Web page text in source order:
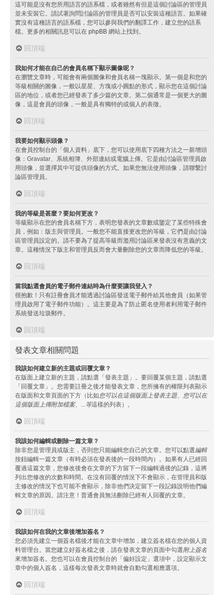
這可能是沒有您所用語言的語系檔，或者雖然有但是這個討論區的管理員
並未安裝它。請試著詢問討論區的管理員是否可以安裝這種語言。如果確
實沒有這種語言的語系檔，您可以參與我們的翻譯工作，建立您的語系
檔。更多的相關訊息可以在 phpBB 網站上找到。
回頂端
我如何才能在自己的會員名稱下顯示圖像呢？
在瀏覽文章時，可能會有兩個圖像和會員名稱一塊顯示。第一個是和您的
等級相關的圖像，一般以星星、方塊或小圓點的形式，顯示您在這個討論
區的地位，或者您已經發表了多少篇的文章。第二個通常是一個更大的圖
像，這是會員的頭像，一般是具有獨特的或個人的表徵。
回頂端
我要如何顯示頭像？
在會員控制台的「個人資料」底下，您可以使用底下四種方法之一新增頭
像：Gravatar、系統相簿、外部連結或電腦上傳。它是由討論區管理員啟
用頭像，並選擇其中可提供頭像的方式。如果您無法使用頭像，請聯繫討
論區管理員。
回頂端
我的等級是甚麼？要如何更改？
等級顯示在您的會員名稱下方，表明您發表的文章數或鑒定了某些特殊會
員，例如：版主與管理員。一般您不能直接更改您的等級，它們是由討論
區管理員設定的。請不要為了提高等級而濫用討論區來發表沒有意義的文
章。這種情況下版主和管理員反而會大量刪除您的文章而降低您的等級。
回頂端
當我點選會員的電子郵件連結時為什麼要讓我登入？
很抱歉！只有註冊會員才能透過討論區發送電子郵件給其他會員（如果管
理員啟用了電子郵件功能）。這主要是為了防止匿名使用者利用電子郵件
系統發送垃圾郵件。
回頂端
發表文章相關問題
我該如何建立新的主題或回覆文章？
在版面上建立新的主題，請點選「發表主題」。要回覆某個主題，請點選
「回覆文章」。您需要註冊之後才能發表文章，您所擁有的權限列表顯示
在版面和文章頁面的下方（比如您可以在這個版面上發表主題、您可以在
這個版面上傳附加檔案、...等這樣的列表）。
回頂端
我該如何編輯或刪除一篇文章？
除非您是管理員或版主，否則您只能編輯您自己的文章。您可以點選編輯
按鈕編輯一篇文章（有時必須在發表後的一段時間內）。如果有人已經回
覆過這篇文章，您修改後會在文章的下方留下一段編輯過後的記錄，這將
列出您修改的次數和時間。在沒有回覆的情況下不會顯示，在管理員和版
主修改的情況下也可能不會顯示，除非他們決定留下一段記錄說明他們編
輯文章的原因。請注意！普通會員無法刪除已經有人回覆的文章。
回頂端
我該如何在我的文章後增加簽名？
您必須先建立一個簽名檔後才能在文章中增加，建立簽名檔在您的個人資
料管理台。當您建立好簽名檔之後，請在發表文章的頁面中勾選附上簽名
來增加簽名。您也可以在會員控制台的「偏好設定」選項中，設定顯示文
章中的個人簽名，這樣每次發表文章時就會自動勾選相應選項。
回頂端